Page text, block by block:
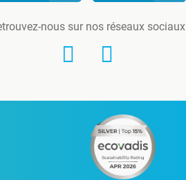
nous sur nos réseaux sociaux